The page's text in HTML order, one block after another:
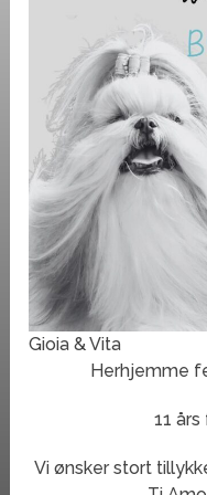
Gioia & Vita
Herhjemme
11
Vi ønsker stort